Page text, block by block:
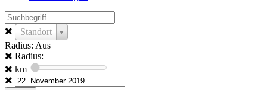
Standort
Radius: Aus
Radius:
km